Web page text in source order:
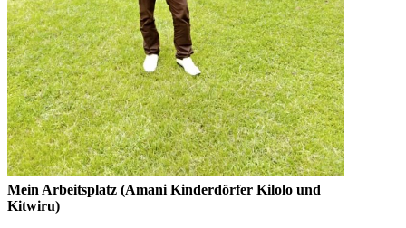
Mein Arbeitsplatz (Amani Kinderdörfer Kilolo und
Kitwiru)